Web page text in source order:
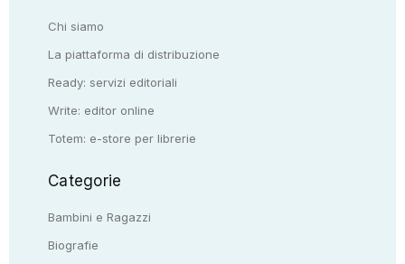
Chi siamo
La piattaforma di distribuzione
Ready: servizi editoriali
Write: editor online
Totem: e-store per librerie
Categorie
Bambini e Ragazzi
Biografie